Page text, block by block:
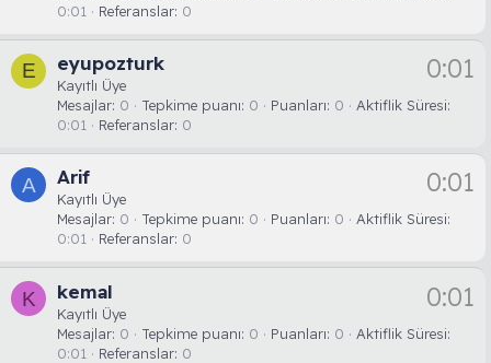
0:01
Referanslar 0
E 0:01
eyupozturk
Kayıtlı Üye
Mesajlar 0 Tepkime puanı 0 Puanları 0
Aktiflik Süresi
0:01
Referanslar 0
A 0:01
Arif
Kayıtlı Üye
Mesajlar 0 Tepkime puanı 0 Puanları 0
Aktiflik Süresi
0:01
Referanslar 0
K 0:01
kemal
Kayıtlı Üye
Mesajlar 0 Tepkime puanı 0 Puanları 0
Aktiflik Süresi
0:01
Referanslar 0